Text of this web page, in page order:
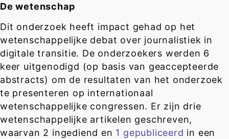
De wetenschap
Dit onderzoek heeft impact gehad op het
wetenschappelijke debat over journalistiek in
digitale transitie. De onderzoekers werden 6
keer uitgenodigd (op basis van geaccepteerde
abstracts) om de resultaten van het onderzoek
te presenteren op internationaal
wetenschappelijke congressen. Er zijn drie
wetenschappelijke artikelen geschreven,
waarvan 2 ingediend en 1 gepubliceerd in een